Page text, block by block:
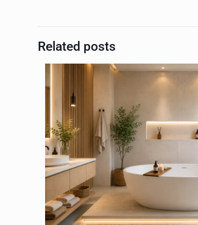
Related posts